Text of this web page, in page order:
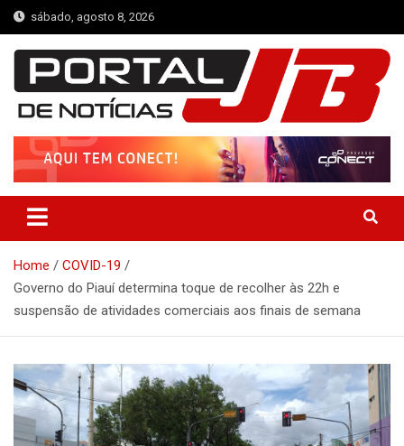
Skip
to
content
sábado, agosto 8, 2026
Portal de Notícias JB
Notícias de Simplício Mendes e Região
Home
COVID-19
Governo do Piauí determina toque de recolher às 22h e
suspensão de atividades comerciais aos finais de semana